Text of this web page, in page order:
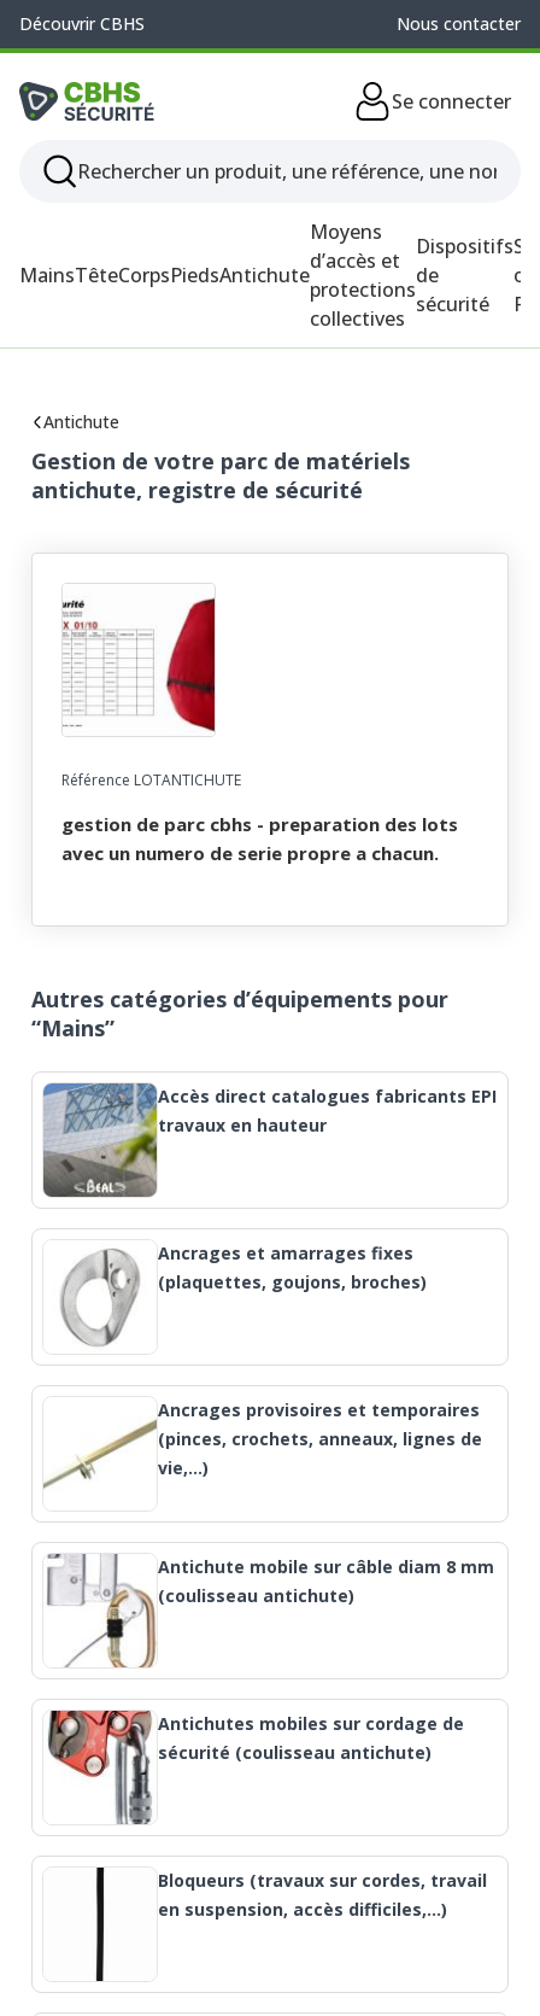
Découvrir CBHS Nous contacter
Se connecter
MainsTêteCorpsPiedsAntichute
Moyens
d’accès et
protections
collectives
Dispositifs
de
sécurité
Antichute
Gestion de votre parc de matériels
antichute, registre de sécurité
Référence LOTANTICHUTE
gestion de parc cbhs - preparation des lots
avec un numero de serie propre a chacun.
Autres catégories d’équipements pour
“Mains”
Accès direct catalogues fabricants EPI
travaux en hauteur
Ancrages et amarrages fixes
(plaquettes, goujons, broches)
Ancrages provisoires et temporaires
(pinces, crochets, anneaux, lignes de
vie,…)
Antichute mobile sur câble diam 8 mm
(coulisseau antichute)
Antichutes mobiles sur cordage de
sécurité (coulisseau antichute)
Bloqueurs (travaux sur cordes, travail
en suspension, accès difficiles,...)